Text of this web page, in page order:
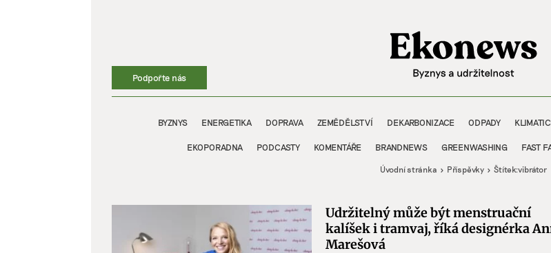
Podpořte nás
BYZNYS ENERGETIKA DOPRAVA ZEMĚDĚLSTVÍ DEKARBONIZACE ODPADY
EKOPORADNA PODCASTY KOMENTÁŘE BRANDNEWS GREENWASHING FAST
Úvodní stránka Příspěvky Štítek:vibrátor
Udržitelný může být menstruační
kalíšek i tramvaj, říká designérka
Marešová